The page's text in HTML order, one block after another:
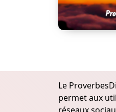
Le
permet aux